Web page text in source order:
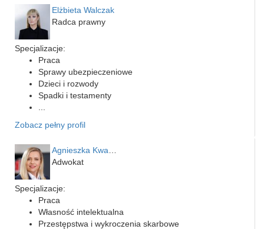
Elżbieta Walczak
Radca prawny
Specjalizacje:
Praca
Sprawy ubezpieczeniowe
Dzieci i rozwody
Spadki i testamenty
Zobacz pełny profil
Adwokat
Specjalizacje:
Praca
Własność intelektualna
Przestępstwa i wykroczenia skarbowe